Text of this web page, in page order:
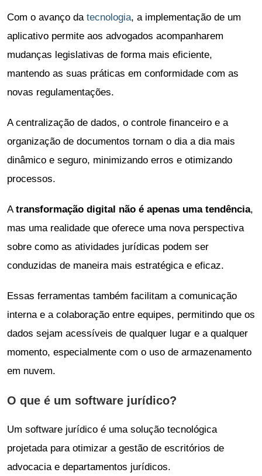
Com o avanço da tecnologia, a implementação de um
aplicativo permite aos advogados acompanharem
mudanças legislativas de forma mais eficiente,
mantendo as suas práticas em conformidade com as
novas regulamentações.
A centralização de dados, o controle financeiro e a
organização de documentos tornam o dia a dia mais
dinâmico e seguro, minimizando erros e otimizando
processos.
A transformação digital não é apenas uma tendência,
mas uma realidade que oferece uma nova perspectiva
sobre como as atividades jurídicas podem ser
conduzidas de maneira mais estratégica e eficaz.
Essas ferramentas também facilitam a comunicação
interna e a colaboração entre equipes, permitindo que os
dados sejam acessíveis de qualquer lugar e a qualquer
momento, especialmente com o uso de armazenamento
em nuvem.
O que é um software jurídico?
Um software jurídico é uma solução tecnológica
projetada para otimizar a gestão de escritórios de
advocacia e departamentos jurídicos.